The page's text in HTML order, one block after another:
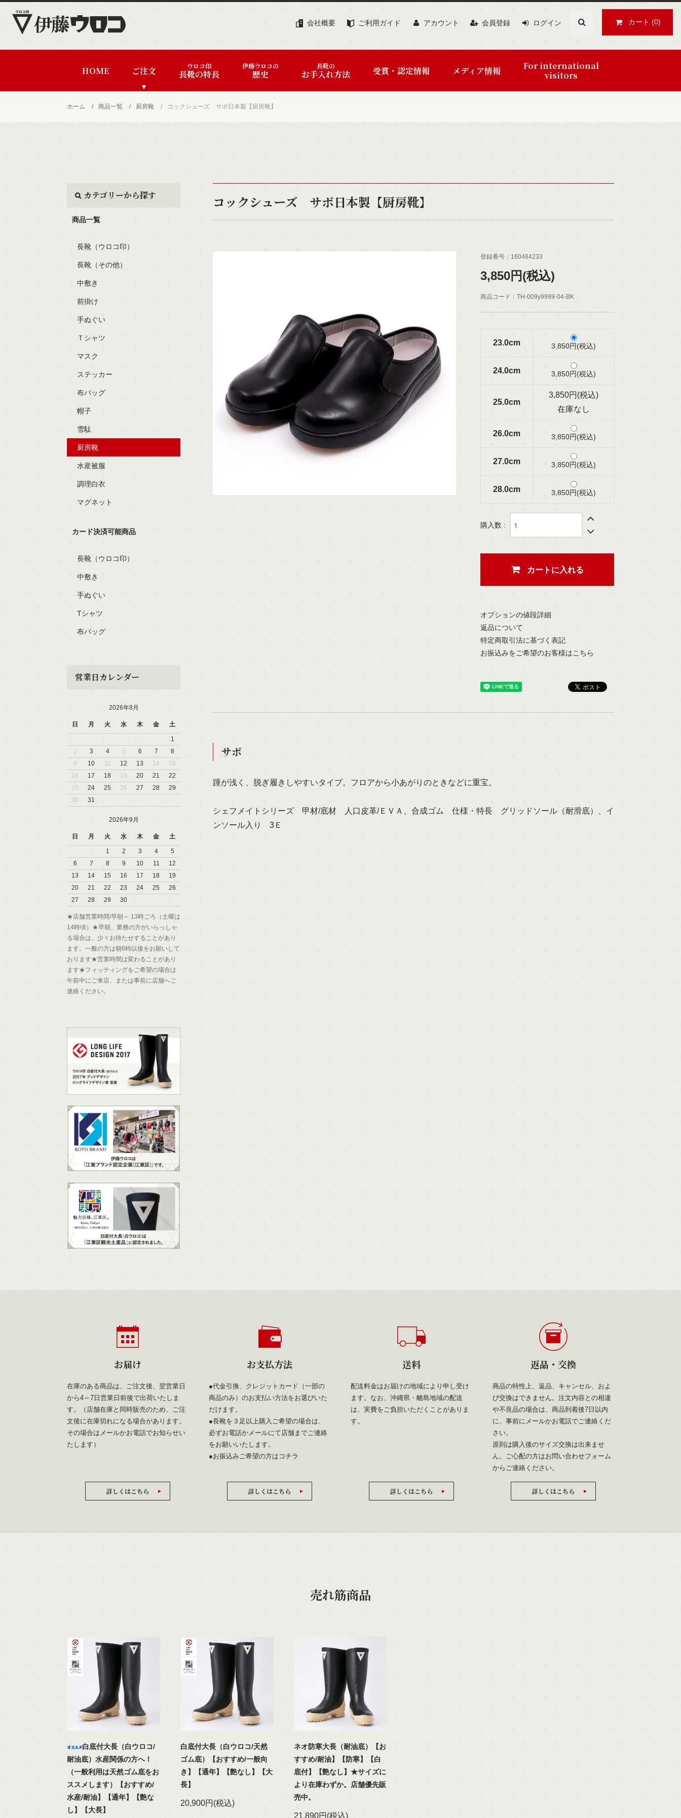
検索カート (0)
会社概要 ご利用ガイド アカウント 会員登録 ログイン
HOME ご注文 ウロコ印
長靴の特長
伊藤ウロコの
歴史
長靴の
お手入れ方法 受賞・認定情報 メディア情報
For international
visitors
ホーム 商品一覧 厨房靴 コックシューズ サボ日本製【厨房靴】
コックシューズ サボ日本製【厨房靴】
登録番号：160484233
3,850円(税込)
商品コード：TH-009y9999-04-BK
23.0cm 3,850円(税込)
24.0cm 3,850円(税込)
25.0cm
3,850円(税込)
在庫なし
26.0cm 3,850円(税込)
27.0cm 3,850円(税込)
28.0cm 3,850円(税込)
購入数 :
カートに入れる
オプションの値段詳細
返品について
特定商取引法に基づく表記
お振込みをご希望のお客様はこちら
サボ
踵が浅く、脱ぎ履きしやすいタイプ。フロアから小あがりのときなどに重宝。
シェフメイトシリーズ 甲材/底材 人口皮革/ＥＶＡ、合成ゴム 仕様・特長 グリッドソール（耐滑底）、イ
ンソール入り 3Ｅ
カテゴリーから探す
商品一覧
長靴（ウロコ印）
長靴（その他）
中敷き
前掛け
手ぬぐい
Ｔシャツ
マスク
ステッカー
布バッグ
帽子
雪駄
厨房靴
水産被服
調理白衣
マグネット
カード決済可能商品
長靴（ウロコ印）
中敷き
手ぬぐい
Tシャツ
布バッグ
営業日カレンダー
2026年8月
日 月 火 水 木 金 土
1
2
3 4 5 6 7
8
9
10 11 12 13 14
15
16
17 18 19 20 21
22
23
24 25 26 27 28
29
30
31
2026年9月
日 月 火 水 木 金 土
1 2 3 4
5
6
7 8 9 10 11
12
13
14 15 16 17 18
19
20
21 22 23 24 25
26
27
28 29 30
★店舗営業時間/早朝～ 13時ごろ（土曜は
14時頃）★早朝、業務の方がいらっしゃ
る場合は、少々お待たせすることがあり
ます。一般の方は朝6時以後をお願いして
おります★営業時間は変わることがあり
ます★フィッティングをご希望の場合は
午前中にご来店、または事前に店舗へご
連絡ください。
お届け
在庫のある商品は、ご注文後、翌営業日
から4～7日営業日前後で出荷いたしま
す。（店舗在庫と同時販売のため、ご注
文後に在庫切れになる場合があります。
その場合はメールかお電話でお知らせい
たします）
詳しくはこちら
お支払方法
●代金引換、クレジットカード（一部の
商品のみ）のお支払い方法をお選びいた
だけます。
●長靴を３足以上購入ご希望の場合は、
必ずお電話かメールにて店舗までご連絡
をお願いいたします。
●お振込みご希望の方は コチラ
詳しくはこちら
送料
配送料金はお届けの地域により申し受け
ます。なお、沖縄県・離島地域の配送
は、実費をご負担いただくことがありま
す。
詳しくはこちら
返品・交換
商品の特性上、返品、キャンセル、およ
び交換はできません。注文内容との相違
や不良品の場合は、商品到着後7日以内
に、事前にメールかお電話でご連絡くだ
さい。
原則は購入後のサイズ交換は出来ませ
ん。ご心配の方はお問い合わせフォーム
からご連絡ください。
詳しくはこちら
売れ筋商品
白底付大長（白ウロコ/
耐油底）水産関係の方へ！
（一般利用は天然ゴム底をお
ススメします）【おすすめ/
水産/耐油】【通年】【艶な
し】【大長】
白底付大長（白ウロコ/天然
ゴム底）【おすすめ/一般向
き】【通年】【艶なし】【大
長】
20,900円(税込)
ネオ防寒大長（耐油底）【お
すすめ/耐油】【防寒】【白
底付】【艶なし】★サイズに
より在庫わずか。店舗優先販
売中。
21,890円(税込)